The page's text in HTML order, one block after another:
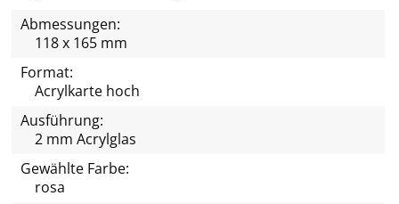
Abmessungen:
118 x 165 mm
Format:
Acrylkarte hoch
Ausführung:
2 mm Acrylglas
Gewählte Farbe:
rosa